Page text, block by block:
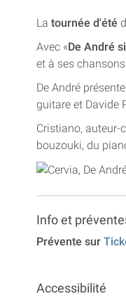
La tournée d'été
Avec «De André
et à ses
De André
guitare et Davide
Cristiano, auteur-
bouzouki, du
Info et
Prévente sur
Accessibilité